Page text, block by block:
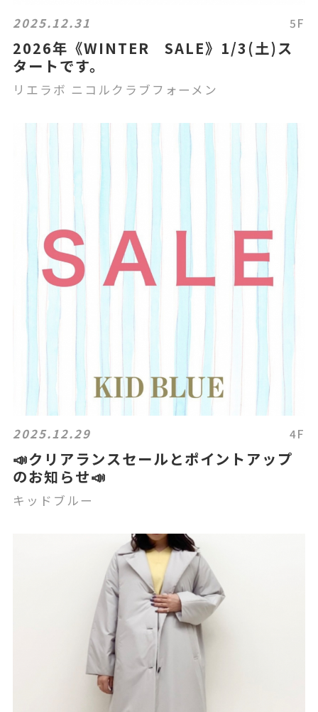
2025.12.31 5F
2026年《WINTER SALE》1/3(土)ス
タートです。
リエラボ ニコルクラブフォーメン
2025.12.29 4F
📣クリアランスセールとポイントアップ
のお知らせ📣
キッドブルー